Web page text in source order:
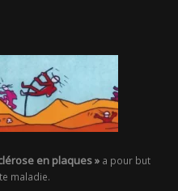
en plaques » a pour but
maladie.